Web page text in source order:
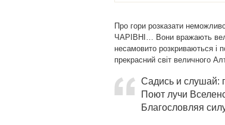
Про гори розказати
ЧАРІВНІ… Вони вражають
несамовито розкриваються і
прекрасний світ величного
Садись и слушай:
Поют лучи
Благословляя